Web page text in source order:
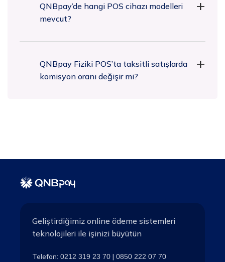
QNBpay’de hangi POS cihazı modelleri
mevcut?
QNBpay Fiziki POS’ta taksitli satışlarda
komisyon oranı değişir mi?
Geliştirdiğimiz online ödeme sistemleri
teknolojileri ile işinizi büyütün
Telefon: 0212 319 23 70 | 0850 222 07 70